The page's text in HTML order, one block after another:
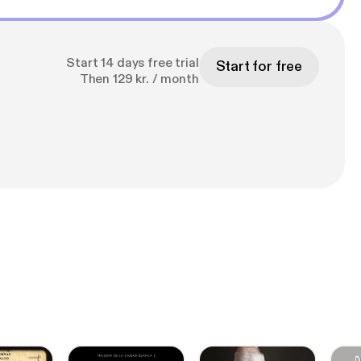
Start 14 days free trial
Then 129 kr. / month
Start for free